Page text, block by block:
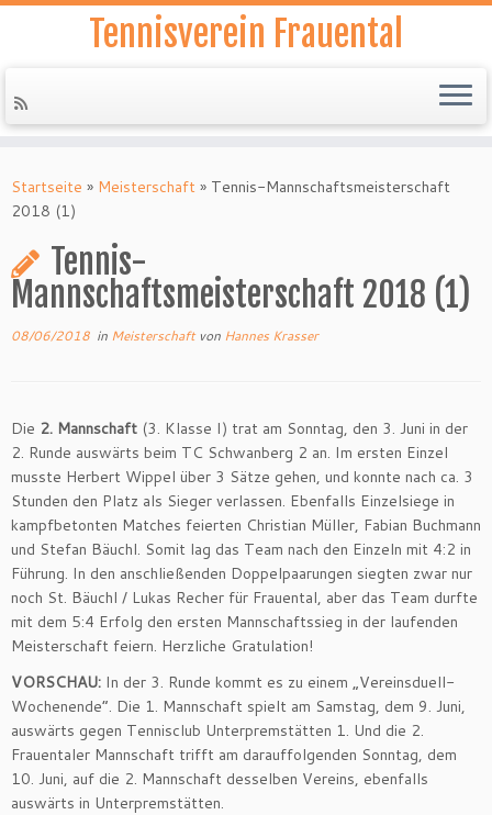
Inhalt
springen
Tennisverein Frauental
Startseite » Meisterschaft » Tennis-Mannschaftsmeisterschaft
2018 (1)
Tennis-
Mannschaftsmeisterschaft 2018 (1)
08/06/2018 in Meisterschaft von Hannes Krasser
Die 2. Mannschaft (3. Klasse I) trat am Sonntag, den 3. Juni in der
2. Runde auswärts beim TC Schwanberg 2 an. Im ersten Einzel
musste Herbert Wippel über 3 Sätze gehen, und konnte nach ca. 3
Stunden den Platz als Sieger verlassen. Ebenfalls Einzelsiege in
kampfbetonten Matches feierten Christian Müller, Fabian Buchmann
und Stefan Bäuchl. Somit lag das Team nach den Einzeln mit 4:2 in
Führung. In den anschließenden Doppelpaarungen siegten zwar nur
noch St. Bäuchl / Lukas Recher für Frauental, aber das Team durfte
mit dem 5:4 Erfolg den ersten Mannschaftssieg in der laufenden
Meisterschaft feiern. Herzliche Gratulation!
VORSCHAU: In der 3. Runde kommt es zu einem „Vereinsduell-
Wochenende“. Die 1. Mannschaft spielt am Samstag, dem 9. Juni,
auswärts gegen Tennisclub Unterpremstätten 1. Und die 2.
Frauentaler Mannschaft trifft am darauffolgenden Sonntag, dem
10. Juni, auf die 2. Mannschaft desselben Vereins, ebenfalls
auswärts in Unterpremstätten.